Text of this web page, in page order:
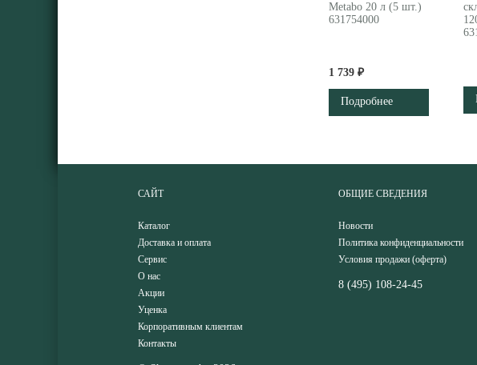
Metabo 20 л (5 шт.)
631754000
1 739 ₽
Подробнее
САЙТ
Каталог
Доставка и оплата
Сервис
О нас
Акции
Уценка
Корпоративным клиентам
Контакты
ОБЩИЕ СВЕДЕНИЯ
Новости
Политика конфиденциальности
Условия продажи (оферта)
8 (495) 108-24-45